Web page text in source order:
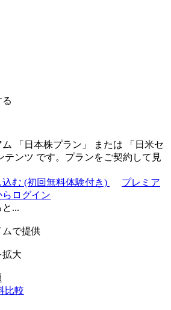
「 日本株プラン 」 または 「 日米セ
テンツ です。プランをご契約して見
む (初回無料体験付き)
プレミア
ログイン
...
で提供
大
比較